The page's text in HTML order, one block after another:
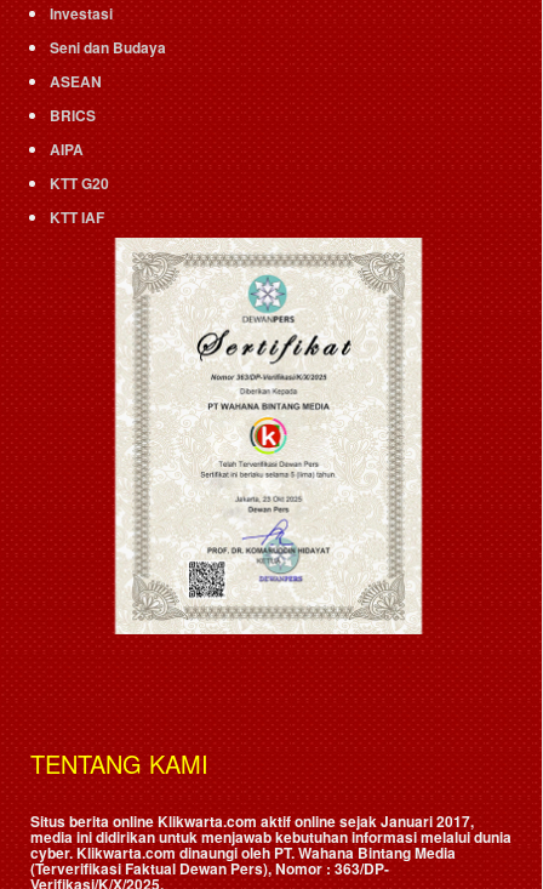
Investasi
Seni dan Budaya
ASEAN
BRICS
AIPA
KTT G20
KTT IAF
TENTANG KAMI
Situs berita online Klikwarta.com aktif online sejak Januari 2017,
media ini didirikan untuk menjawab kebutuhan informasi melalui dunia
cyber. Klikwarta.com dinaungi oleh PT. Wahana Bintang Media
(Terverifikasi Faktual Dewan Pers), Nomor : 363/DP-
Verifikasi/K/X/2025.